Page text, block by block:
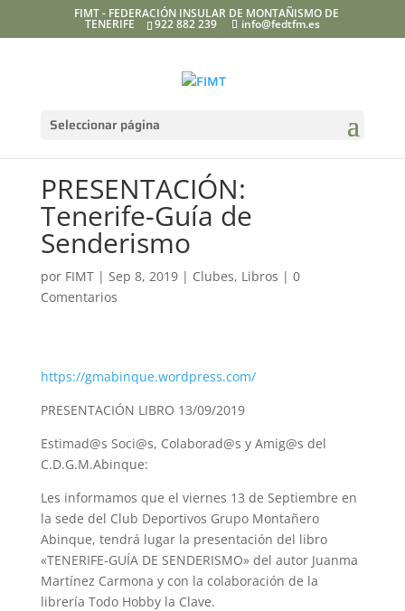
FIMT - FEDERACIÓN INSULAR DE MONTAÑISMO DE
TENERIFE 922 882 239 info@fedtfm.es
Seleccionar página
PRESENTACIÓN:
Tenerife-Guía de
Senderismo
por FIMT| Sep 8, 2019| Clubes, Libros | 0
Comentarios
https://gmabinque.wordpress.com/
PRESENTACIÓN LIBRO 13/09/2019
Estimad@s Soci@s, Colaborad@s y Amig@s del
C.D.G.M.Abinque:
Les informamos que el viernes 13 de Septiembre en
la sede del Club Deportivos Grupo Montañero
Abinque, tendrá lugar la presentación del libro
«TENERIFE-GUÍA DE SENDERISMO» del autor Juanma
Martínez Carmona y con la colaboración de la
librería Todo Hobby la Clave.